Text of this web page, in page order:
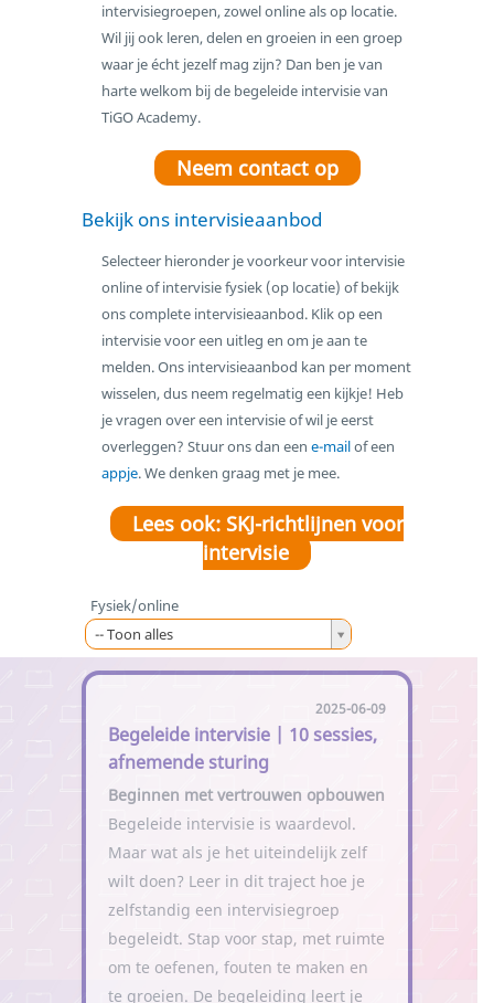
intervisiegroepen, zowel online als op locatie.
Wil jij ook leren, delen en groeien in een groep
waar je écht jezelf mag zijn? Dan ben je van
harte welkom bij de begeleide intervisie van
TiGO Academy.
Neem contact op
Bekijk ons intervisieaanbod
Selecteer hieronder je voorkeur voor intervisie
online of intervisie fysiek (op locatie) of bekijk
ons complete intervisieaanbod. Klik op een
intervisie voor een uitleg en om je aan te
melden. Ons intervisieaanbod kan per moment
wisselen, dus neem regelmatig een kijkje! Heb
je vragen over een intervisie of wil je eerst
overleggen? Stuur ons dan een e-mailof een
appje. We denken graag met je mee.
Lees ook: SKJ-richtlijnen voor
intervisie
Fysiek/online
-- Toon alles
F
y
s
2025-06-09
Begeleide intervisie | 10 sessies,
afnemende sturing
Beginnen met vertrouwen opbouwen
Begeleide intervisie is waardevol.
Maar wat als je het uiteindelijk zelf
wilt doen? Leer in dit traject hoe je
zelfstandig een intervisiegroep
begeleidt. Stap voor stap, met ruimte
om te oefenen, fouten te maken en
te groeien. De begeleiding leert je